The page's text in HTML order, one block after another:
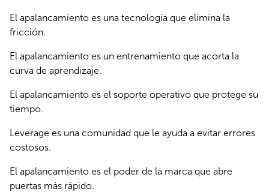
El apalancamiento es una tecnología que elimina la
fricción.
El apalancamiento es un entrenamiento que acorta la
curva de aprendizaje.
El apalancamiento es el soporte operativo que protege su
tiempo.
Leverage es una comunidad que le ayuda a evitar errores
costosos.
El apalancamiento es el poder de la marca que abre
puertas más rápido.